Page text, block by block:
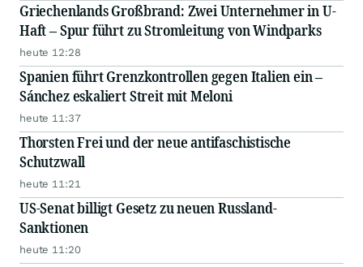
Griechenlands Großbrand: Zwei Unternehmer in U-
Haft – Spur führt zu Stromleitung von Windparks
heute 12:28
Spanien führt Grenzkontrollen gegen Italien ein –
Sánchez eskaliert Streit mit Meloni
heute 11:37
Thorsten Frei und der neue antifaschistische
Schutzwall
heute 11:21
US-Senat billigt Gesetz zu neuen Russland-
Sanktionen
heute 11:20